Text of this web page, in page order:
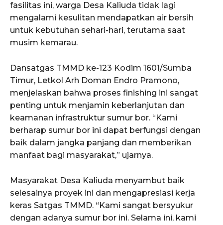
fasilitas ini, warga Desa Kaliuda tidak lagi
mengalami kesulitan mendapatkan air bersih
untuk kebutuhan sehari-hari, terutama saat
musim kemarau.
Dansatgas TMMD ke-123 Kodim 1601/Sumba
Timur, Letkol Arh Doman Endro Pramono,
menjelaskan bahwa proses finishing ini sangat
penting untuk menjamin keberlanjutan dan
keamanan infrastruktur sumur bor. “Kami
berharap sumur bor ini dapat berfungsi dengan
baik dalam jangka panjang dan memberikan
manfaat bagi masyarakat,” ujarnya.
Masyarakat Desa Kaliuda menyambut baik
selesainya proyek ini dan mengapresiasi kerja
keras Satgas TMMD. “Kami sangat bersyukur
dengan adanya sumur bor ini. Selama ini, kami